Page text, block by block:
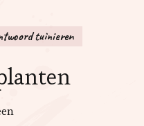
tuinieren